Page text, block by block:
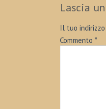
Lascia
Il tuo
Commento *